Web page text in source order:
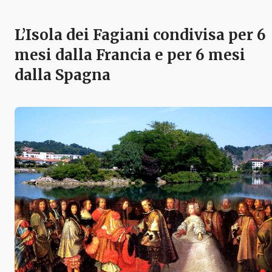
L’Isola dei Fagiani condivisa per 6
mesi dalla Francia e per 6 mesi
dalla Spagna